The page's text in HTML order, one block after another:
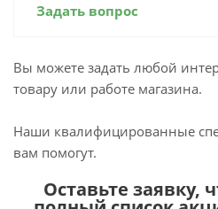
Задать вопрос
Вы можете задать любой
товару или работе магазина.
Наши квалифицированные
вам помогут.
Оставьте заявку,